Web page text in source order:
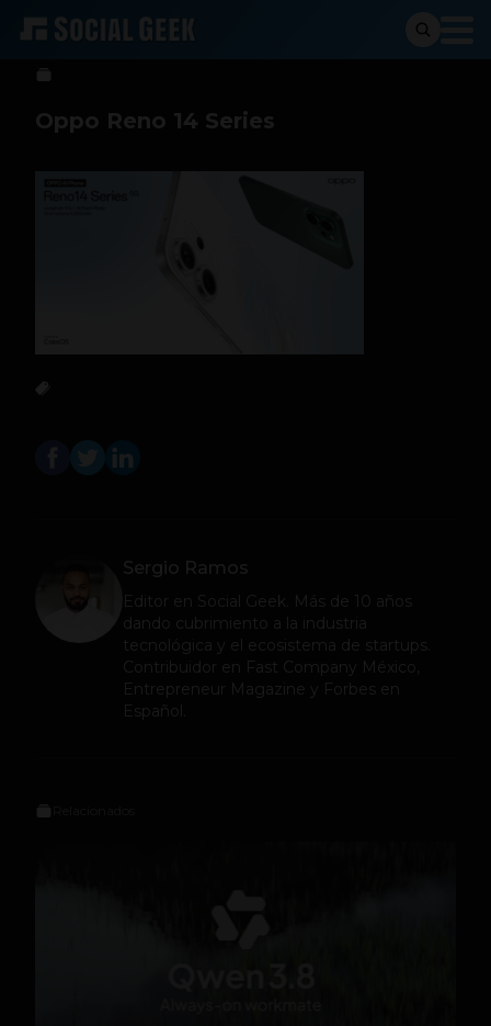
Sergio Ramos 3 de septiembre de 2025
Oppo Reno 14 Series
Sergio Ramos
Editor en Social Geek
. Más de 10 años
dando cubrimiento a la industria
tecnológica y el ecosistema de startups.
Contribuidor en Fast Company México,
Entrepreneur Magazine y Forbes en
Español.